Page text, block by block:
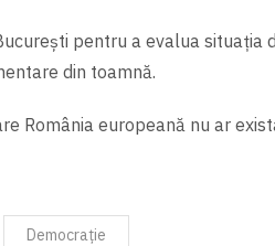
pentru a evalua situația
din toamnă.
România europeană nu ar
Democrație